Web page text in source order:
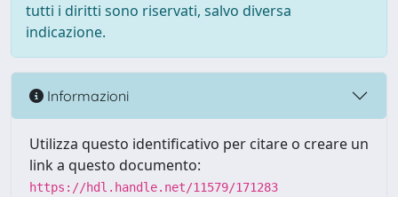
tutti i diritti sono riservati, salvo diversa
indicazione.
Informazioni
Utilizza questo identificativo per citare o creare un
link a questo documento:
https://hdl.handle.net/11579/171283